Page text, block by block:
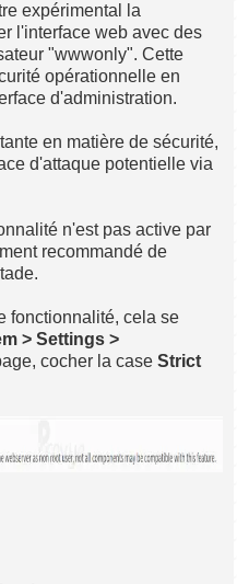
expérimental la
l'interface web avec des
"wwwonly". Cette
opérationnelle en
d'administration.
en matière de sécurité,
d'attaque potentielle via
n'est pas active par
recommandé de
fonctionnalité, cela se
> Settings >
cocher la caseStrict